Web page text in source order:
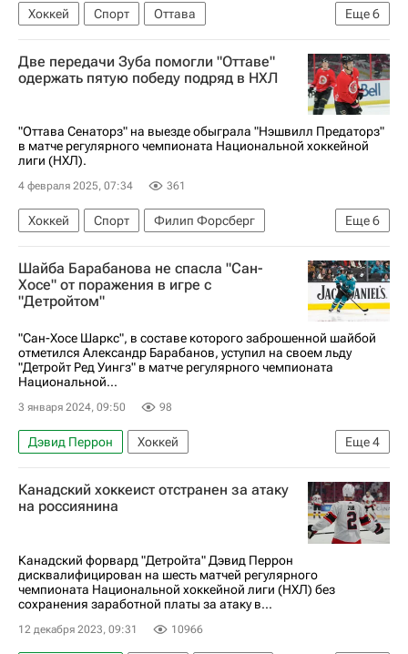
Еще6
Хоккей Спорт
Оттава
Максим Шабанов
Шейн Пинто
Бо Хорват
Оттава Сенаторз
Нью-Йорк Айлендерс
Две передачи Зуба помогли "Оттаве"
одержать пятую победу подряд в НХЛ
"Оттава Сенаторз" на выезде обыграла "Нэшвилл Предаторз"
в матче регулярного чемпионата Национальной хоккейной
лиги (НХЛ).
4 февраля 2025, 07:34 361
Еще6
Хоккей Спорт
Филип Форсберг
Адам Годетт
Джонатан Маршессо
Оттава Сенаторз
Нэшвилл Предаторз
Национальная хоккейная лига (НХЛ)
Артем Зуб
Шайба Барабанова не спасла "Сан-
Хосе" от поражения в игре с
"Детройтом"
"Сан-Хосе Шаркс", в составе которого заброшенной шайбой
отметился Александр Барабанов, уступил на своем льду
"Детройт Ред Уингз" в матче регулярного чемпионата
Национальной...
3 января 2024, 09:50 98
Еще4
Дэвид Перрон
Хоккей
Александр Барабанов
Фабиан Зеттерлунд
Сан-Хосе Шаркс
Детройт Ред Уингз
Канадский хоккеист отстранен за атаку
на россиянина
Канадский форвард "Детройта" Дэвид Перрон
дисквалифицирован на шесть матчей регулярного
чемпионата Национальной хоккейной лиги (НХЛ) без
сохранения заработной платы за атаку в...
12 декабря 2023, 09:31 10966